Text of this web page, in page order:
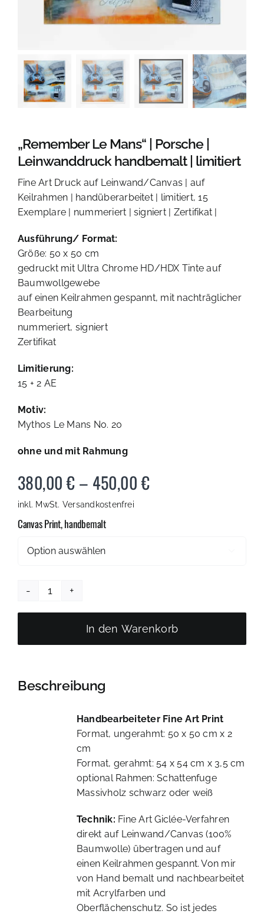
KONTAKT
„Remember Le Mans“ | Porsche |
Leinwanddruck handbemalt | limitiert
Fine Art Druck auf Leinwand/Canvas | auf
Keilrahmen | handüberarbeitet | limitiert, 15
Exemplare | nummeriert | signiert | Zertifikat |
Ausführung/ Format:
Größe: 50 x 50 cm
gedruckt mit Ultra Chrome HD/HDX Tinte auf
Baumwollgewebe
auf einen Keilrahmen gespannt, mit nachträglicher
Bearbeitung
nummeriert, signiert
Zertifikat
Limitierung:
15 + 2 AE
Motiv:
Mythos Le Mans No. 20
ohne und mit Rahmung
380,00€– 450,00€
inkl. MwSt. Versandkostenfrei
Canvas Print, handbemalt
"Remember
Le
Leinwanddruck
limitiert
Menge
In den Warenkorb
Beschreibung
Handbearbeiteter Fine Art Print
Format, ungerahmt: 50 x 50 cm x 2
cm
Format, gerahmt: 54 x 54 cm x 3,5 cm
optional Rahmen: Schattenfuge
Massivholz schwarz oder weiß
Technik: Fine Art Giclée-Verfahren
direkt auf Leinwand/Canvas (100%
Baumwolle) übertragen und auf
einen Keilrahmen gespannt. Von mir
von Hand bemalt und nachbearbeitet
mit Acrylfarben und
Oberflächenschutz. So ist jedes